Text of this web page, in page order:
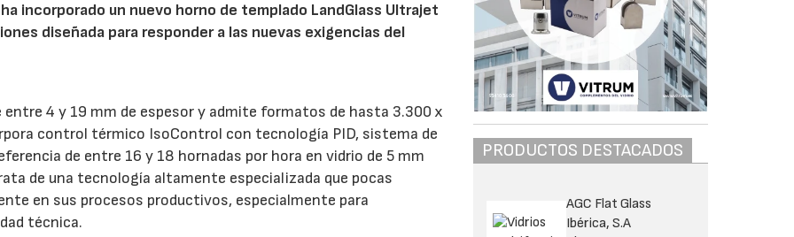
ha incorporado un nuevo horno de templado LandGlass Ultrajet
diseñada para responder a las nuevas exigencias del
4 y 19 mm de espesor y admite formatos de hasta 3.300 x
control térmico IsoControl con tecnología PID, sistema de
de entre 16 y 18 hornadas por hora en vidrio de 5 mm
de una tecnología altamente especializada que pocas
en sus procesos productivos, especialmente para
técnica.
PRODUCTOS DESTACADOS
AGC Flat Glass
Ibérica, S.A